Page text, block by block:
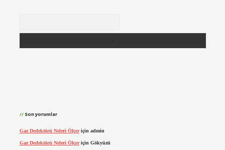
Son yorumlar
Gaz Dedektörü Neleri Ölçeriçin admin
Gaz Dedektörü Neleri Ölçeriçin Gökyüzü